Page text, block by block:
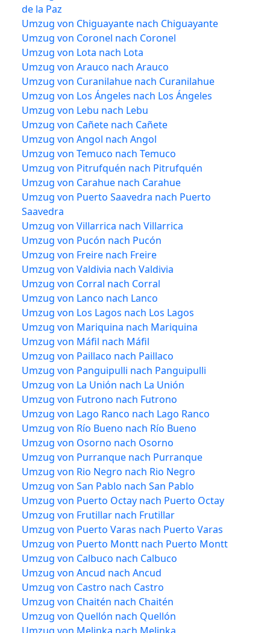
de la Paz
Umzug von Chiguayante nach Chiguayante
Umzug von Coronel nach Coronel
Umzug von Lota nach Lota
Umzug von Arauco nach Arauco
Umzug von Curanilahue nach Curanilahue
Umzug von Los Ángeles nach Los Ángeles
Umzug von Lebu nach Lebu
Umzug von Cañete nach Cañete
Umzug von Angol nach Angol
Umzug von Temuco nach Temuco
Umzug von Pitrufquén nach Pitrufquén
Umzug von Carahue nach Carahue
Umzug von Puerto Saavedra nach Puerto
Saavedra
Umzug von Villarrica nach Villarrica
Umzug von Pucón nach Pucón
Umzug von Freire nach Freire
Umzug von Valdivia nach Valdivia
Umzug von Corral nach Corral
Umzug von Lanco nach Lanco
Umzug von Los Lagos nach Los Lagos
Umzug von Mariquina nach Mariquina
Umzug von Máfil nach Máfil
Umzug von Paillaco nach Paillaco
Umzug von Panguipulli nach Panguipulli
Umzug von La Unión nach La Unión
Umzug von Futrono nach Futrono
Umzug von Lago Ranco nach Lago Ranco
Umzug von Río Bueno nach Río Bueno
Umzug von Osorno nach Osorno
Umzug von Purranque nach Purranque
Umzug von Rio Negro nach Rio Negro
Umzug von San Pablo nach San Pablo
Umzug von Puerto Octay nach Puerto Octay
Umzug von Frutillar nach Frutillar
Umzug von Puerto Varas nach Puerto Varas
Umzug von Puerto Montt nach Puerto Montt
Umzug von Calbuco nach Calbuco
Umzug von Ancud nach Ancud
Umzug von Castro nach Castro
Umzug von Chaitén nach Chaitén
Umzug von Quellón nach Quellón